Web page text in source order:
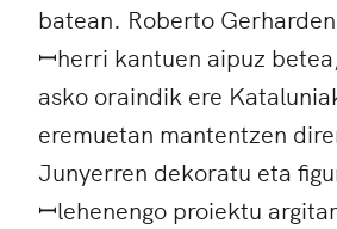
batean. Roberto
ꟷherri kantuen aipuz
asko oraindik ere
eremuetan mantentzen
Junyerren dekoratu eta
ꟷlehenengo proiektu